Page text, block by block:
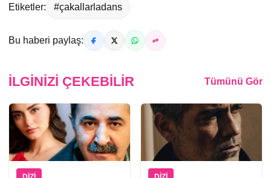
Etiketler: #çakallarladans
Bu haberi paylaş:
İLGINIZI ÇEKEBILIR Tümünü Gör